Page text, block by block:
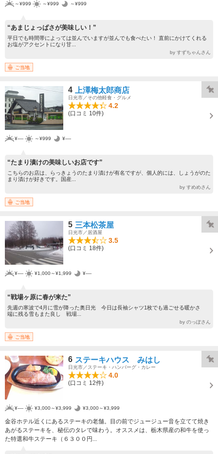
～¥999 ～¥999 ～¥999
“あまじょっぱさが美味しい！”
平日でも時間帯によっては並んでいますが並んでも食べたい！ 直前にかけてくれる
お塩がアクセントになり甘...
by すずちゃんさん
ご当地
4 上澤梅太郎商店
日光市／その他軽食・グルメ
4.2
(口コミ 10件)
¥---- ～¥999 ¥----
“たまり漬けの美味しいお店です”
こちらのお店は、らっきょうのたまり漬けが有名ですが、個人的には、しょうがのた
まり漬けが好きです。国産...
by すめめさん
ご当地
5 三本松茶屋
日光市／居酒屋
3.5
(口コミ 18件)
¥---- ¥1,000～¥1,999 ¥----
“戦場ヶ原に春が来た”
先週の寒波で4月に雪が降った奥日光 今日は長袖シャツ1枚でも過ごせる暖かさ
端に残る雪もまた良し 戦場...
by のっぽさん
ご当地
6 ステーキハウス みはし
日光市／ステーキ・ハンバーグ・カレー
4.0
(口コミ 12件)
¥---- ¥3,000～¥3,999 ¥3,000～¥3,999
金谷ホテル近くにあるステーキの老舗。目の前でジュージュー音を立てて焼き
あがるステーキを、秘伝のタレで味わう。オススメは、栃木県産の和牛を使っ
た特選和牛ステーキ（６３００円...